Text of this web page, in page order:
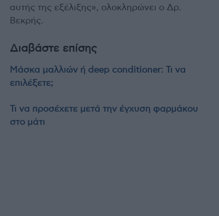
αυτής της εξέλιξης», ολοκληρώνει ο Δρ.
Βεκρής.
Διαβάστε επίσης
Μάσκα μαλλιών ή deep conditioner: Τι να
επιλέξετε;
Τι να προσέχετε μετά την έγχυση φαρμάκου
στο μάτι